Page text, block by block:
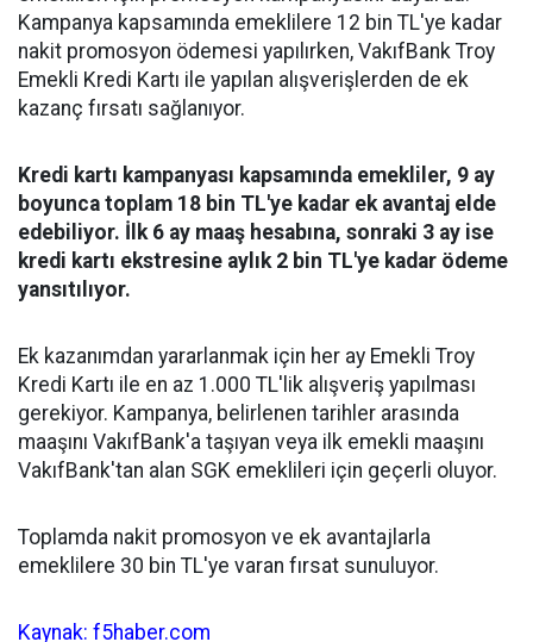
Kampanya kapsamında emeklilere 12 bin TL'ye kadar
nakit promosyon ödemesi yapılırken, VakıfBank Troy
Emekli Kredi Kartı ile yapılan alışverişlerden de ek
kazanç fırsatı sağlanıyor.
Kredi kartı kampanyası kapsamında emekliler, 9 ay
boyunca toplam 18 bin TL'ye kadar ek avantaj elde
edebiliyor. İlk 6 ay maaş hesabına, sonraki 3 ay ise
kredi kartı ekstresine aylık 2 bin TL'ye kadar ödeme
yansıtılıyor.
Ek kazanımdan yararlanmak için her ay Emekli Troy
Kredi Kartı ile en az 1.000 TL'lik alışveriş yapılması
gerekiyor. Kampanya, belirlenen tarihler arasında
maaşını VakıfBank'a taşıyan veya ilk emekli maaşını
VakıfBank'tan alan SGK emeklileri için geçerli oluyor.
Toplamda nakit promosyon ve ek avantajlarla
emeklilere 30 bin TL'ye varan fırsat sunuluyor.
Kaynak: f5haber.com